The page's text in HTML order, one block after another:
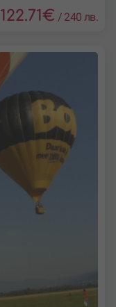
122.71 € / 240 лв.